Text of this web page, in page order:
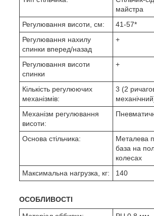
майстра
Регулювання висоти, см:
41-57*
Регулювання нахилу
спинки вперед/назад
+
Регулювання висоти
спинки
+
Кількість регулюючих
механізмів:
3 (2
Механізм регулювання
висоти:
Основа стільчика:
Металева
база на
колесах
Максимальна нагрузка, кг:
140
ОСОБЛИВОСТІ